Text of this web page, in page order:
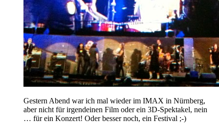
Gestern Abend war ich mal wieder im IMAX in Nürnberg,
aber nicht für irgendeinen Film oder ein 3D-Spektakel, nein
… für ein Konzert! Oder besser noch, ein Festival ;-)